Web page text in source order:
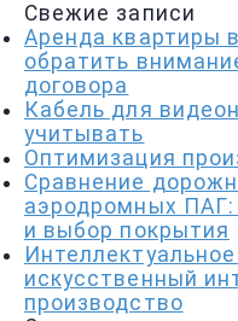
Свежие записи
Аренда квартиры
обратить
договора
Кабель для
учитывать
Оптимизация
Сравнение
аэродромных ПАГ:
и выбор покрытия
искусственный
производство